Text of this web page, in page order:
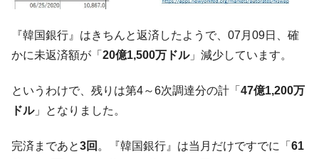
『Money1』
【速報】韓国株式市場の暴落・本日07月29
発動！
『Money1』
IT産業は人を雇用する効果は低い。全産業の
のは政界の責任だ」
『Money1』
韓国「2026年1Q 資金循環統計」面白い結果
『韓国銀行』はきちんと返済したようで、07月09日、確
かに未返済額が「 20億1,500万ドル」減少しています。
というわけで、残りは第4～6次調達分の計「 47億1,200万
ドル」となりました。
完済まであと3回 。『韓国銀行』は当月だけですでに「 61